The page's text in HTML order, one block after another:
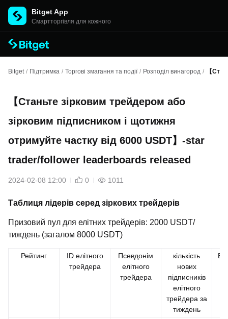
Bitget App
Cмартторгівля для кожного
Bitget / Підтримка / Торгові змагання та події / Розподіл винагород / 【
【Станьте зірковим трейдером або
зірковим підписником і щотижня
отримуйте частку від 6000 USDT】-star
trader/follower leaderboards released
2024-02-08 12:00 0 1011
Таблиця лідерів серед зіркових трейдерів
Призовий пул для елітних трейдерів: 2000 USDT/
тиждень (загалом 8000 USDT)
Рейтинг
ID елітного
трейдера
Псевдонім
елітного
трейдера
кількість
нових
підписників
елітного
трейдера за
тиждень